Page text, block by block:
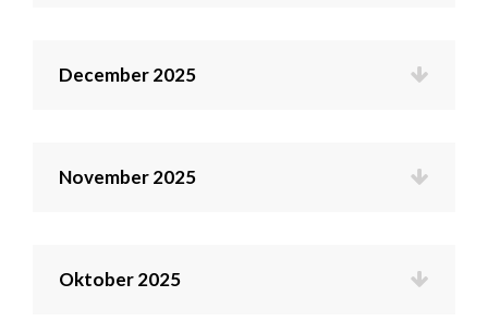
December 2025
November 2025
Oktober 2025